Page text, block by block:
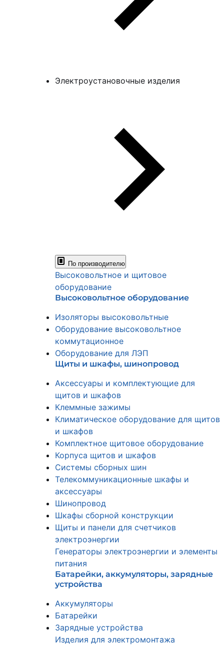
Электроустановочные изделия
По производителю
Высоковольтное и щитовое
оборудование
Высоковольтное оборудование
Изоляторы высоковольтные
Оборудование высоковольтное
коммутационное
Оборудование для ЛЭП
Щиты и шкафы, шинопровод
Аксессуары и комплектующие для
щитов и шкафов
Клеммные зажимы
Климатическое оборудование для щитов
и шкафов
Комплектное щитовое оборудование
Корпуса щитов и шкафов
Системы сборных шин
Телекоммуникационные шкафы и
аксессуары
Шинопровод
Шкафы сборной конструкции
Щиты и панели для счетчиков
электроэнергии
Генераторы электроэнергии и элементы
питания
Батарейки, аккумуляторы, зарядные
устройства
Аккумуляторы
Батарейки
Зарядные устройства
Изделия для электромонтажа